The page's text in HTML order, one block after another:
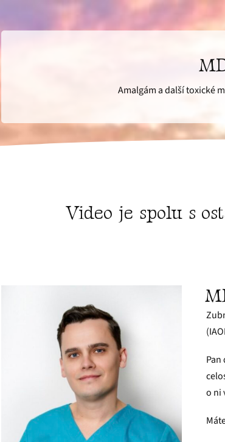
Amalgám a další toxické
Video je spolu s
o ni